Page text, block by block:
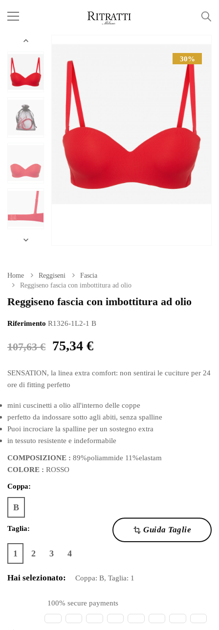


30%
Home Reggiseni
Fascia
Reggiseno fascia con imbottitura ad olio
Reggiseno fascia con imbottitura ad olio
Riferimento R1326-1L2-1 B
107,63 € 75,34 €
SENSATION, la linea extra comfort: non sentirai le cuciture per 24
ore di fitting perfetto
mini cuscinetti a olio all'interno delle coppe
perfetto da indossare sotto agli abiti, senza spalline
Puoi incrociare la spalline per un sostegno extra
in tessuto resistente e indeformabile
COMPOSIZIONE : 89%poliammide 11%elastam
COLORE : ROSSO
Coppa:
B
transform Guida Taglie
Taglia:
1 2 3 4
Hai selezionato: Coppa: B, Taglia: 1
100% secure payments